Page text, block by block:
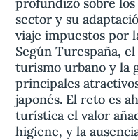
sector y su
viaje impuestos por
Según Turespaña,
turismo urbano y la
principales
japonés. El reto es
turística el valor
higiene, y la